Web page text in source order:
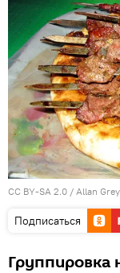
CC BY-SA 2.0 / Allan Grey
Подписаться
Группировка